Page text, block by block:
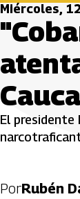
Miércoles,
Cauca
El
PorRubén